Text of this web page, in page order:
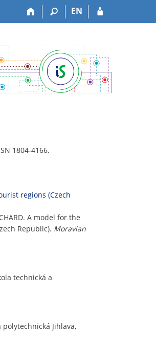
EN
1804-4166.
regions (Czech
A model for the
Republic). Moravian
technická a
polytechnická Jihlava,